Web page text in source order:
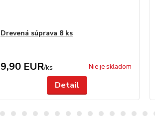
Drevená súprava 8 ks
9,90 EUR/ks Nie je skladom
Detail